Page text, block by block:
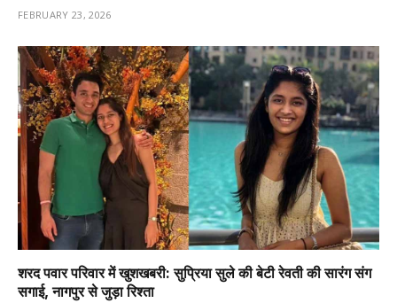
FEBRUARY 23, 2026
शरद पवार परिवार में खुशखबरी: सुप्रिया सुले की बेटी रेवती की सारंग संग
सगाई, नागपुर से जुड़ा रिश्ता